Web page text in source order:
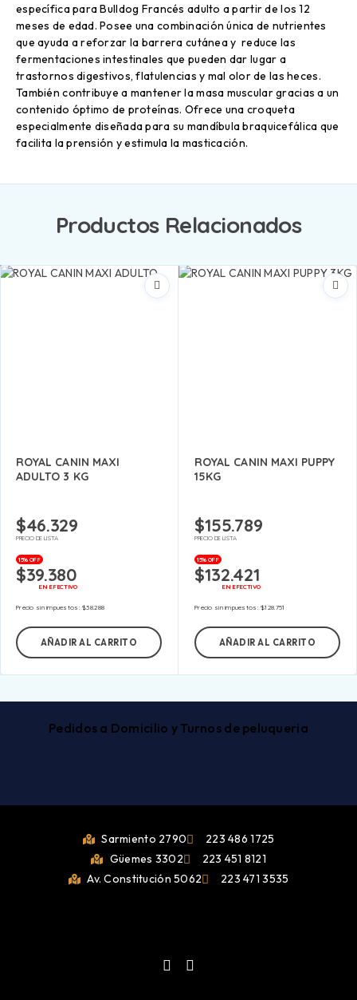
específica para Bulldog Francés adulto a partir de los 12
meses de edad. Posee una combinación única de nutrientes
que ayuda a reforzar la barrera cutánea y reduce las
fermentaciones intestinales que pueden dar lugar a
trastornos digestivos, flatulencias y mal olor de las heces.
También contribuye a mantener la masa muscular gracias a un
contenido óptimo de proteínas. Ofrece una croqueta
especialmente diseñada para su mandíbula braquicefálica que
facilita la prensión y estimula la masticación.
Productos Relacionados
ROYAL CANIN MAXI
ADULTO 3 KG
$46.329
PRECIO DE LISTA
15% OFF
$39.380
EN EFECTIVO
Precio sin impuestos:$38.288
AÑADIR AL CARRITO
ROYAL CANIN MAXI PUPPY
15KG
$155.789
PRECIO DE LISTA
15% OFF
$132.421
EN EFECTIVO
Precio sin impuestos:$128.751
AÑADIR AL CARRITO
Pedidos a Domicilio y Turnos de peluqueria
Sarmiento 2790
223 486 1725
Güemes 3302
223 451 8121
Av. Constitución 5062
223 471 3535